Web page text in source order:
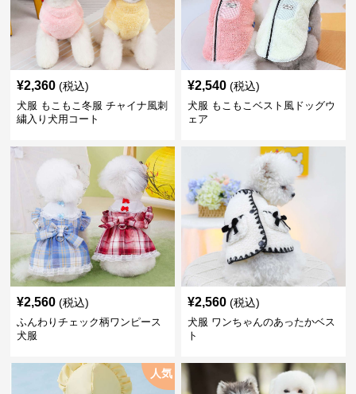
¥2,360 (税込)
犬服 もこもこ冬服 チャイナ風刺
繍入り犬用コート
¥2,540 (税込)
犬服 もこもこベスト風ドッグウ
ェア
¥2,560 (税込)
ふんわりチェック柄ワンピース
犬服
¥2,560 (税込)
犬服 ワンちゃんのあったかベス
ト
人気